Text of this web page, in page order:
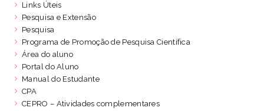
Links Úteis
Pesquisa e Extensão
Pesquisa
Programa de Promoção de Pesquisa Científica
Área do aluno
Portal do Aluno
Manual do Estudante
CPA
CEPRO – Atividades complementares